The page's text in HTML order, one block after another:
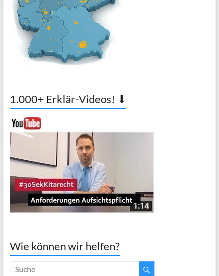
1.000+ Erklär-Videos! ⬇
Wie können wir helfen?